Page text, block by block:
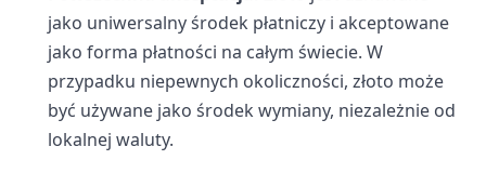
jako uniwersalny środek płatniczy i akceptowane
jako forma płatności na całym świecie. W
przypadku niepewnych okoliczności, złoto może
być używane jako środek wymiany, niezależnie od
lokalnej waluty.